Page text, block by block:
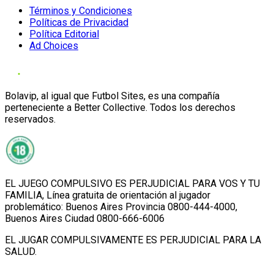
Términos y Condiciones
Políticas de Privacidad
Política Editorial
Ad Choices
Bolavip, al igual que Futbol Sites, es una compañía
perteneciente a Better Collective. Todos los derechos
reservados.
EL JUEGO COMPULSIVO ES PERJUDICIAL PARA VOS Y TU
FAMILIA, Línea gratuita de orientación al jugador
problemático: Buenos Aires Provincia 0800-444-4000,
Buenos Aires Ciudad 0800-666-6006
EL JUGAR COMPULSIVAMENTE ES PERJUDICIAL PARA LA
SALUD.